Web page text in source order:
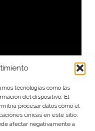
tecnologías como las
del dispositivo. El
procesar datos como el
únicas en este sitio.
afectar negativamente a